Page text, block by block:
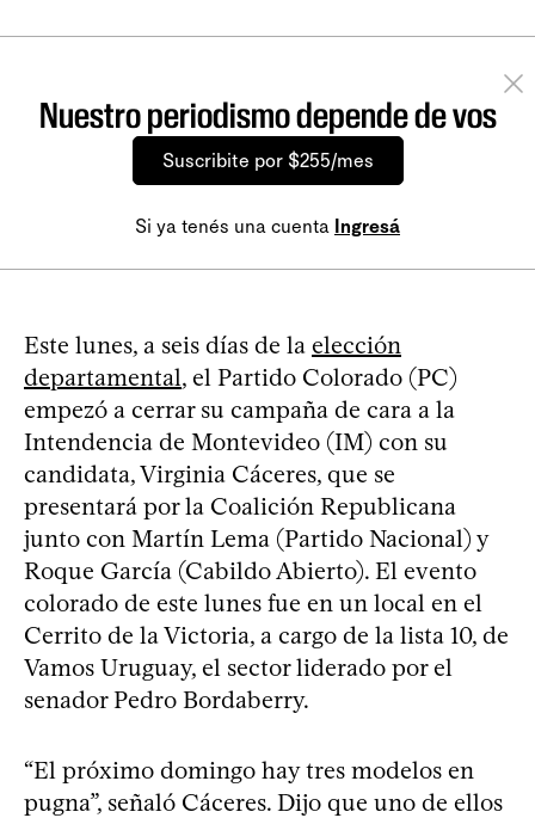
Nuestro periodismo depende de vos
Suscribite por $255/mes
Si ya tenés una cuenta Ingresá
Este lunes, a seis días de la elección
departamental, el Partido Colorado (PC)
empezó a cerrar su campaña de cara a la
Intendencia de Montevideo (IM) con su
candidata, Virginia Cáceres, que se
presentará por la Coalición Republicana
junto con Martín Lema (Partido Nacional) y
Roque García (Cabildo Abierto). El evento
colorado de este lunes fue en un local en el
Cerrito de la Victoria, a cargo de la lista 10, de
Vamos Uruguay, el sector liderado por el
senador Pedro Bordaberry.
“El próximo domingo hay tres modelos en
pugna”, señaló Cáceres. Dijo que uno de ellos